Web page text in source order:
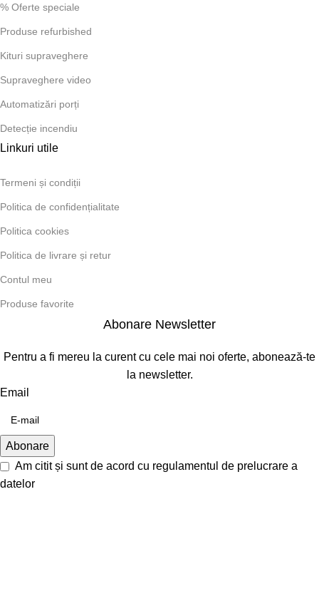
% Oferte speciale
Produse refurbished
Kituri supraveghere
Supraveghere video
Automatizări porți
Detecție incendiu
Linkuri utile
Termeni și condiții
Politica de confidențialitate
Politica cookies
Politica de livrare și retur
Contul meu
Produse favorite
Abonare Newsletter
Pentru a fi mereu la curent cu cele mai noi oferte, abonează-te
la newsletter.
Email
Am citit și sunt de acord cu regulamentul de prelucrare a
datelor